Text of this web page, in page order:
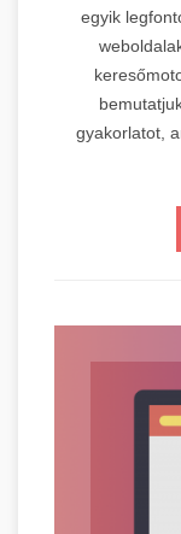
egyik
gyakorlatot,